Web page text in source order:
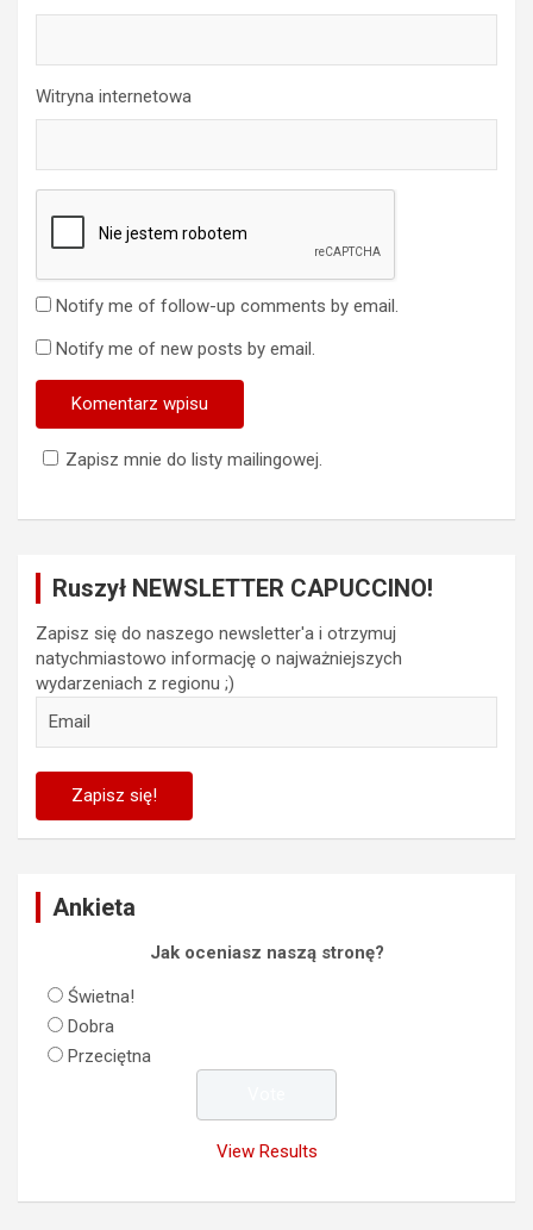
Witryna internetowa
Notify me of follow-up comments by email.
Notify me of new posts by email.
Zapisz mnie do listy mailingowej.
Ruszył NEWSLETTER CAPUCCINO!
Zapisz się do naszego newsletter'a i otrzymuj
natychmiastowo informację o najważniejszych
wydarzeniach z regionu ;)
Ankieta
Jak oceniasz naszą stronę?
Świetna!
Dobra
Przeciętna
View Results